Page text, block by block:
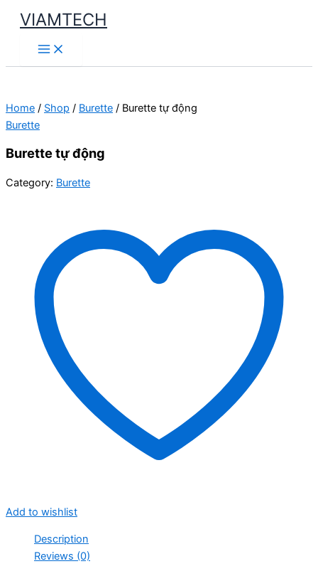
Skip
content
VIAMTECH
Main
Menu
Home / Shop / Burette / Burette tự động
Burette
Burette tự động
Category: Burette
Add to wishlist
Description
Reviews (0)